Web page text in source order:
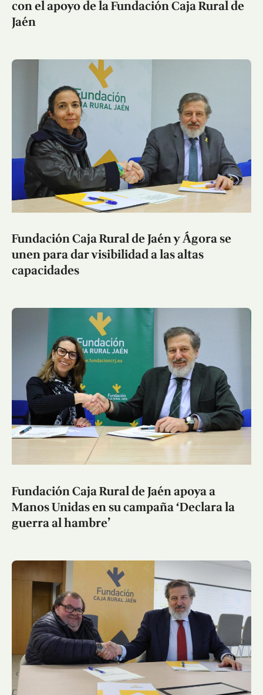
con el apoyo de la Fundación Caja Rural de
Jaén
Fundación Caja Rural de Jaén y Ágora se
unen para dar visibilidad a las altas
capacidades
Fundación Caja Rural de Jaén apoya a
Manos Unidas en su campaña ‘Declara la
guerra al hambre’